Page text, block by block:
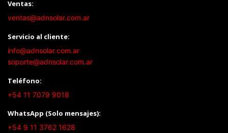
Ventas:
ventas@adnsolar.com.ar
Servicio al cliente:
info@adnsolar.com.ar
soporte@adnsolar.com.ar
Teléfono:
+54 11 7079 9018
WhatsApp (Solo mensajes):
+54 9 11 3762 1628